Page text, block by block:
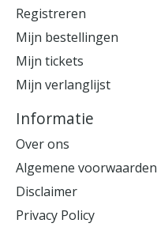
Registreren
Mijn bestellingen
Mijn tickets
Mijn verlanglijst
Informatie
Over ons
Algemene voorwaarden
Disclaimer
Privacy Policy